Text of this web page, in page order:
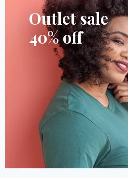
Outlet sale
40% off